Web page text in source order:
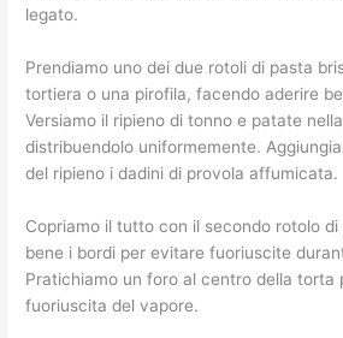
legato.
Prendiamo uno dei due rotoli di pasta
tortiera o una pirofila, facendo aderire
Versiamo il ripieno di tonno e patate
distribuendolo uniformemente.
del ripieno i dadini di provola affumicata.
Copriamo il tutto con il secondo rotolo
bene i bordi per evitare fuoriuscite
Pratichiamo un foro al centro della torta
fuoriuscita del vapore.